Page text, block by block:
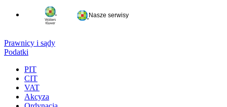
Nasze serwisy
Prawnicy i sądy
Podatki
PIT
CIT
VAT
Akcyza